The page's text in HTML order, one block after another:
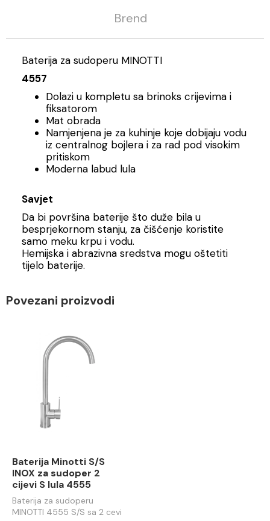
Brend
Baterija za sudoperu MINOTTI
4557
Dolazi u kompletu sa brinoks crijevima i
fiksatorom
Mat obrada
Namjenjena je za kuhinje koje dobijaju vodu
iz centralnog bojlera i za rad pod visokim
pritiskom
Moderna labud lula
Savjet
Da bi površina baterije što duže bila u
besprjekornom stanju, za čišćenje koristite
samo meku krpu i vodu.
Hemijska i abrazivna sredstva mogu oštetiti
tijelo baterije.
Povezani proizvodi
Baterija Minotti S/S
INOX za sudoper 2
cijevi S lula 4555
Baterija za sudoperu
MINOTTI 4555 S/S sa 2 cevi